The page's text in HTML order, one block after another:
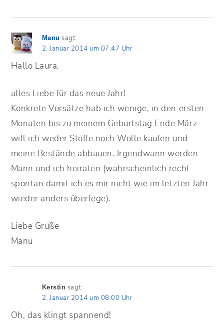
Manu sagt:
2. Januar 2014 um 07:47 Uhr
Hallo Laura,
alles Liebe für das neue Jahr!
Konkrete Vorsätze hab ich wenige, in den ersten
Monaten bis zu meinem Geburtstag Ende März
will ich weder Stoffe noch Wolle kaufen und
meine Bestände abbauen. Irgendwann werden
Mann und ich heiraten (wahrscheinlich recht
spontan damit ich es mir nicht wie im letzten Jahr
wieder anders überlege).
Liebe Grüße
Manu
Kerstin sagt:
2. Januar 2014 um 08:00 Uhr
Oh, das klingt spannend!